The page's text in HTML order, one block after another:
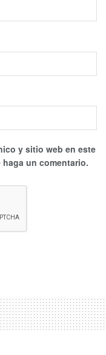
y sitio web en este
un comentario.